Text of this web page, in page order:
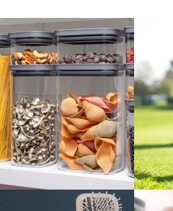
Cocina